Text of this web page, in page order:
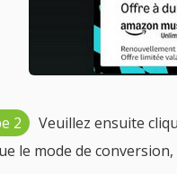
2 Veuillez ensuite
le mode de